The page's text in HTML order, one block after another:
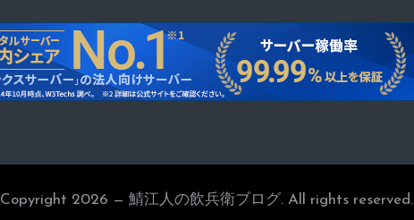
Copyright 2026 — 鯖江人の飲兵衛ブログ. All rights reserved.